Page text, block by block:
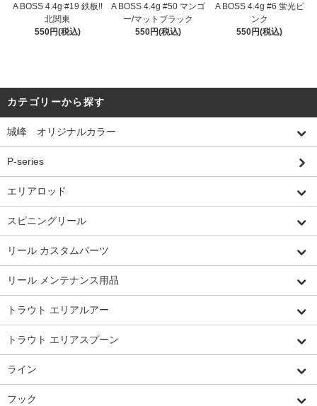
A BOSS 4.4g #19 鉄板!!
北関東
550円(税込)
A BOSS 4.4g #50 マンゴ
ー/マットブラック
550円(税込)
A BOSS 4.4g #6 蛍光ピ
ンク
550円(税込)
カテゴリーから探す
城峰 オリジナルカラー
P-series
エリアロッド
スピニングリール
リール カスタムパーツ
リール メンテナンス用品
トラウト エリアルアー
トラウト エリアスプーン
ライン
フック